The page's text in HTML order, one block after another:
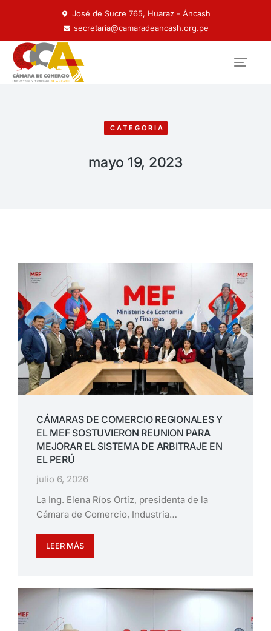
José de Sucre 765, Huaraz - Áncash
secretaria@camaradeancash.org.pe
CATEGORIA
mayo 19, 2023
CÁMARAS DE COMERCIO REGIONALES Y
EL MEF SOSTUVIERON REUNION PARA
MEJORAR EL SISTEMA DE ARBITRAJE EN
EL PERÚ
julio 6, 2026
La Ing. Elena Ríos Ortiz, presidenta de la
Cámara de Comercio, Industria…
LEER MÁS